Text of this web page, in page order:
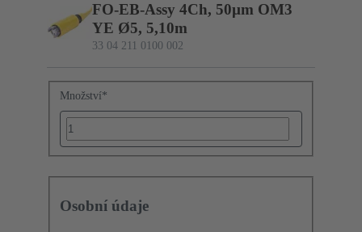
FO-EB-Assy 4Ch, 50µm OM3
YE Ø5, 5,10m
33 04 211 0100 002
Množství*
Osobní údaje